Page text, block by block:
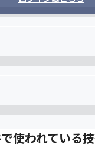
使われている